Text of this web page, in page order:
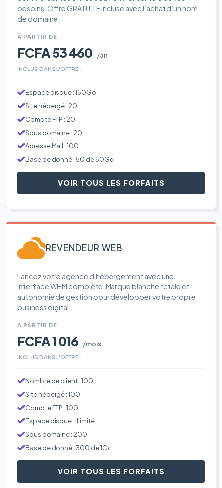
besoins. Offre GRATUITE incluse avec l’achat d’un nom
de domaine.
À PARTIR DE
FCFA 53 460 /an
INCLUS DANS L'OFFRE :
Espace disque : 150Go
Site hébergé : 20
Compte FTP : 20
Sous domaine : 20
Adresse Mail : 100
Base de donné : 50 de 50Go
VOIR TOUS LES FORFAITS
REVENDEUR WEB
Lancez votre agence d'hébergement avec une
interface WHM complète. Marque blanche totale et
autonomie de gestion pour développer votre propre
business digital.
À PARTIR DE
FCFA 1 016 /mois
INCLUS DANS L'OFFRE :
Nombre de client : 100
Site hébergé : 100
Compte FTP : 100
Espace disque : Illimité
Sous domaine : 200
Base de donné : 300 de 1Go
VOIR TOUS LES FORFAITS